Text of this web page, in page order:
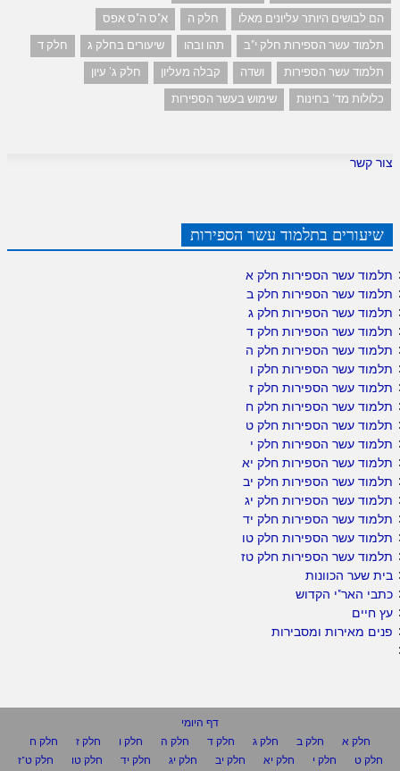
הם לבושים היותר עליונים מאלו
חלק ה
א"ס ה"ס אפס
תלמוד עשר הספירות חלק י"ב
תהו ובהו שיעורים בחלק ג
חלק ד
תלמוד עשר הספירות
ושדה קבלה מעליון
חלק ג' עיון
כלולות מד' בחינות
שימוש בעשר הספירות
צור קשר
שיעורים בתלמוד עשר הספירות
תלמוד עשר הספירות חלק א
תלמוד עשר הספירות חלק ב
תלמוד עשר הספירות חלק ג
תלמוד עשר הספירות חלק ד
תלמוד עשר הספירות חלק ה
תלמוד עשר הספירות חלק ו
תלמוד עשר הספירות חלק ז
תלמוד עשר הספירות חלק ח
תלמוד עשר הספירות חלק ט
תלמוד עשר הספירות חלק י
תלמוד עשר הספירות חלק יא
תלמוד עשר הספירות חלק יב
תלמוד עשר הספירות חלק יג
תלמוד עשר הספירות חלק יד
תלמוד עשר הספירות חלק טו
תלמוד עשר הספירות חלק טז
בית שער הכוונות
כתבי האר"י הקדוש
עץ חיים
פנים מאירות ומסבירות
דף היומי
חלק א
חלק ב חלק ג חלק ד חלק ה חלק ו חלק ז
חלק ח
חלק ט
חלק י חלק יא חלק יב חלק יג חלק יד חלק טו חלק ט"ז